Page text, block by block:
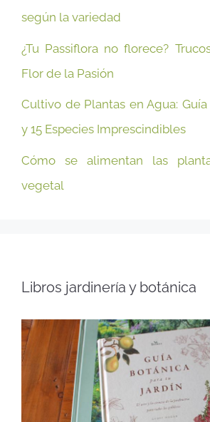
según la variedad
¿Tu Passiflora no florece?
Flor de la Pasión
Cultivo de Plantas en Agua:
y 15 Especies Imprescindibles
Cómo se alimentan las
vegetal
Libros jardinería y botánica